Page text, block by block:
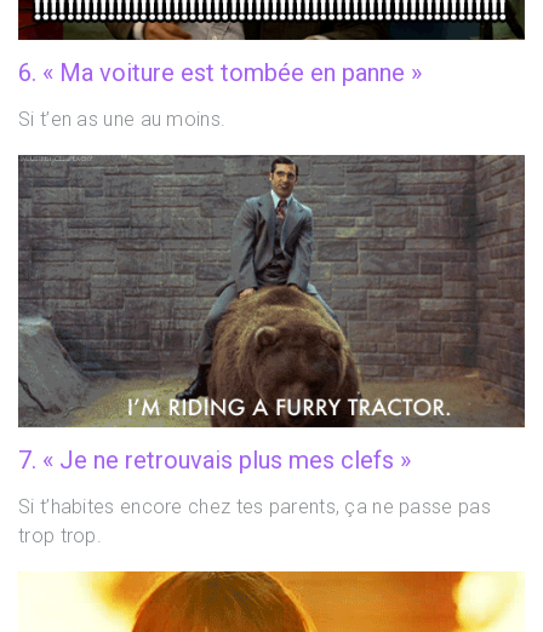
6. « Ma voiture est tombée en panne »
Si t’en as une au moins.
7. « Je ne retrouvais plus mes clefs »
Si t’habites encore chez tes parents, ça ne passe pas
trop trop.